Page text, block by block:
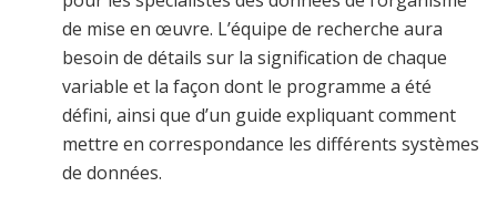
de mise en œuvre. L’équipe de recherche aura
besoin de détails sur la signification de chaque
variable et la façon dont le programme a été
défini, ainsi que d’un guide expliquant comment
mettre en correspondance les différents systèmes
de données.